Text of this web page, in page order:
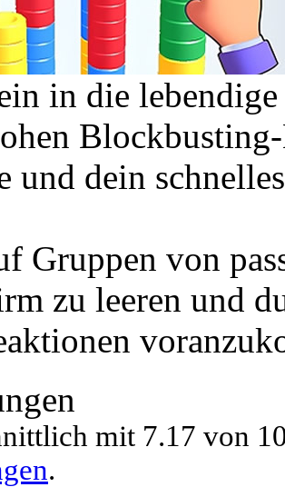
in die
und dein
Gruppen von
zu leeren und
mit 7.17 von
.